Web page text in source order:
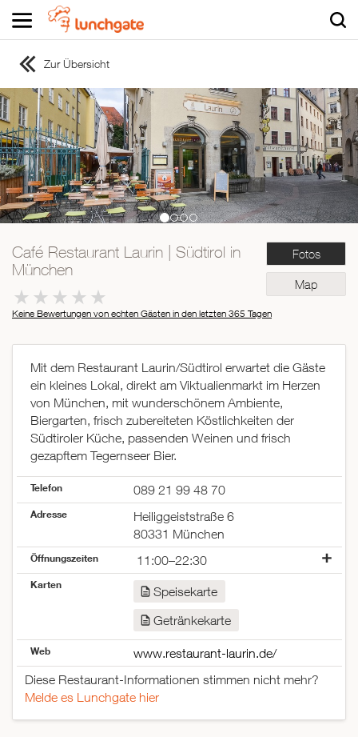
ZUR STARTSEITE
ZUR RESTAURANTSUCHE
Asiatisch
Italienisch
Französisch
Traditionell
Mexikanisch
Zur Übersicht
Fotos
Map
Café Restaurant Laurin | Südtirol in
München
Keine Bewertungen von echten Gästen in den letzten 365 Tagen
Mit dem Restaurant Laurin/Südtirol erwartet die Gäste
ein kleines Lokal, direkt am Viktualienmarkt im Herzen
von München, mit wunderschönem Ambiente,
Biergarten, frisch zubereiteten Köstlichkeiten der
Südtiroler Küche, passenden Weinen und frisch
gezapftem Tegernseer Bier.
Telefon 089 21 99 48 70
Adresse
Heiliggeiststraße 6
80331 München
Öffnungszeiten
11:00–22:30
Montag
Freitag
Samstag
Sonntag
11:00–22:30
11:00–22:30
11:00–22:30
11:00–22:30
11:00–22:30
geschlossen
Karten
Speisekarte
Getränkekarte
Web
www.restaurant-laurin.de/
Diese Restaurant-Informationen stimmen nicht mehr?
Melde es Lunchgate hier